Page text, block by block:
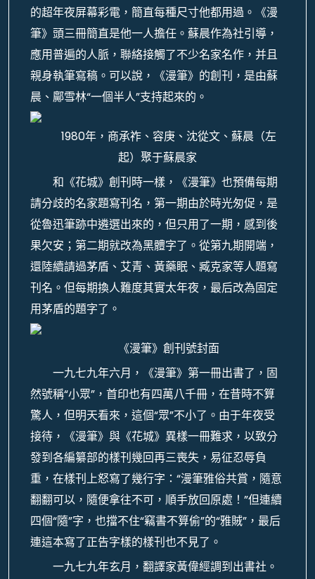
的超年夜屏幕彩電，簡直每種尺寸他都用過。《漫
筆》頭三冊簡直是他一人擔任。蘇晨作為社引導，
應用普遍的人脈，聯絡接觸了不少名家名作，并且
親身執筆寫稿。可以說，《漫筆》的創刊，是由蘇
晨、鄺雪林“一個半人”支持起來的。
1980年，商承祚、容庚、沈從文、蘇晨（左
起）聚于蘇晨家
和《花城》創刊時一樣，《漫筆》也預備每期
請分歧的名家題寫刊名，第一期由於時光匆促，是
從魯迅筆跡中遴選出來的，但只用了一期，感到後
果欠安；第二期就改為黑體字了。從第九期開端，
還陸續請過茅盾、艾青、黃藥眠、臧克家等人題寫
刊名。但每期換人難度其實太年夜，最后改為固定
用茅盾的題字了。
《漫筆》創刊號封面
一九七九年六月，《漫筆》第一冊出書了，固
然號稱“小眾”，首印也有四萬八千冊，在昔時不算
驚人，但明天看來，這個“眾”不小了。由于年夜受
接待，《漫筆》與《花城》異樣一冊難求，以致分
發到各編纂部的樣刊幾回再三喪失，易征忍辱負
重，在樣刊上怒寫了幾行字：“漫筆雅俗共賞，隨意
翻翻可以，隨便拿往不可，順手放回原處！”但連續
四個“隨”字，也擋不住“竊書不算偷”的“雅賊”，最后
連這本寫了正告字樣的樣刊也不見了。
一九七九年玄月，翻譯家黃偉經調到出書社。